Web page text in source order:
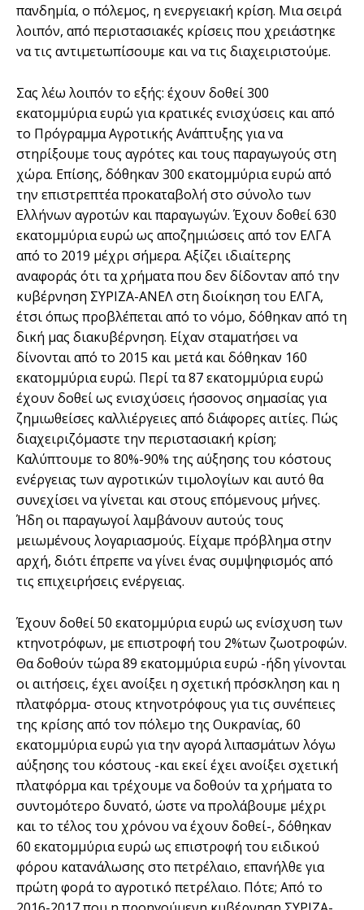
πανδημία, ο πόλεμος, η ενεργειακή κρίση. Μια σειρά
λοιπόν, από περιστασιακές κρίσεις που χρειάστηκε
να τις αντιμετωπίσουμε και να τις διαχειριστούμε.
Σας λέω λοιπόν το εξής: έχουν δοθεί 300
εκατομμύρια ευρώ για κρατικές ενισχύσεις και από
το Πρόγραμμα Αγροτικής Ανάπτυξης για να
στηρίξουμε τους αγρότες και τους παραγωγούς στη
χώρα. Επίσης, δόθηκαν 300 εκατομμύρια ευρώ από
την επιστρεπτέα προκαταβολή στο σύνολο των
Ελλήνων αγροτών και παραγωγών. Έχουν δοθεί 630
εκατομμύρια ευρώ ως αποζημιώσεις από τον ΕΛΓΑ
από το 2019 μέχρι σήμερα. Αξίζει ιδιαίτερης
αναφοράς ότι τα χρήματα που δεν δίδονταν από την
κυβέρνηση ΣΥΡΙΖΑ-ΑΝΕΛ στη διοίκηση του ΕΛΓΑ,
έτσι όπως προβλέπεται από το νόμο, δόθηκαν από τη
δική μας διακυβέρνηση. Είχαν σταματήσει να
δίνονται από το 2015 και μετά και δόθηκαν 160
εκατομμύρια ευρώ. Περί τα 87 εκατομμύρια ευρώ
έχουν δοθεί ως ενισχύσεις ήσσονος σημασίας για
ζημιωθείσες καλλιέργειες από διάφορες αιτίες. Πώς
διαχειριζόμαστε την περιστασιακή κρίση;
Καλύπτουμε το 80%-90% της αύξησης του κόστους
ενέργειας των αγροτικών τιμολογίων και αυτό θα
συνεχίσει να γίνεται και στους επόμενους μήνες.
Ήδη οι παραγωγοί λαμβάνουν αυτούς τους
μειωμένους λογαριασμούς. Είχαμε πρόβλημα στην
αρχή, διότι έπρεπε να γίνει ένας συμψηφισμός από
τις επιχειρήσεις ενέργειας.
Έχουν δοθεί 50 εκατομμύρια ευρώ ως ενίσχυση των
κτηνοτρόφων, με επιστροφή του 2%των ζωοτροφών.
Θα δοθούν τώρα 89 εκατομμύρια ευρώ -ήδη γίνονται
οι αιτήσεις, έχει ανοίξει η σχετική πρόσκληση και η
πλατφόρμα- στους κτηνοτρόφους για τις συνέπειες
της κρίσης από τον πόλεμο της Ουκρανίας, 60
εκατομμύρια ευρώ για την αγορά λιπασμάτων λόγω
αύξησης του κόστους -και εκεί έχει ανοίξει σχετική
πλατφόρμα και τρέχουμε να δοθούν τα χρήματα το
συντομότερο δυνατό, ώστε να προλάβουμε μέχρι
και το τέλος του χρόνου να έχουν δοθεί-, δόθηκαν
60 εκατομμύρια ευρώ ως επιστροφή του ειδικού
φόρου κατανάλωσης στο πετρέλαιο, επανήλθε για
πρώτη φορά το αγροτικό πετρέλαιο. Πότε; Από το